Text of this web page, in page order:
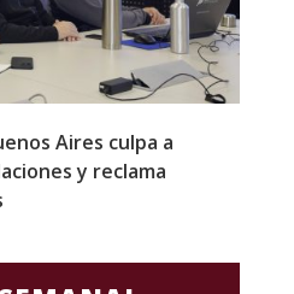
Aires culpa a
y reclama